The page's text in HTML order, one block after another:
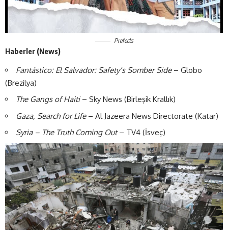
Prefects
Haberler (News)
Fantástico: El Salvador: Safety’s Somber Side– Globo
(Brezilya)
The Gangs of Haiti– Sky News (Birleşik Krallık)
Gaza, Search for Life– Al Jazeera News Directorate (Katar)
Syria – The Truth Coming Out– TV4 (İsveç)